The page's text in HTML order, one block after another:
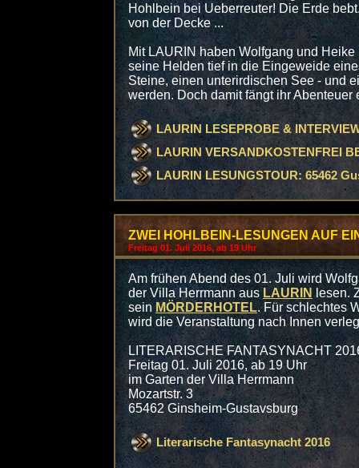
Hohlbein bei Ueberreuter! Die Erde
von der Decke ...
Mit LAURIN haben Wolfgang und
seine Helden tief in die Eingeweide
Steine, einen unterirdischen See - und
werden. Doch damit fängt ihr Abenteuer
LAURIN LESEPROBE &
LAURIN VERSANDKOSTENFREI
LAURIN LESUNGSTOUR: 65462
ZWEI HOHLBEIN-LESUNGEN AUF
Freitag 01. Juli 2016, ab 19 Uhr
Am frühen Abend des 01. Juli wird
der Villa Herrmann aus LAURIN lesen.
sein MÖRDERHOTEL. Für schlechtes
wird die Veranstaltung nach Innen
LITERARISCHE FANTASYNACHT
Freitag 01. Juli 2016, ab 19 Uhr
im Garten der Villa Herrmann
Mozartstr. 3
65462 Ginsheim-Gustavsburg
Literarische Fantasynacht 2016